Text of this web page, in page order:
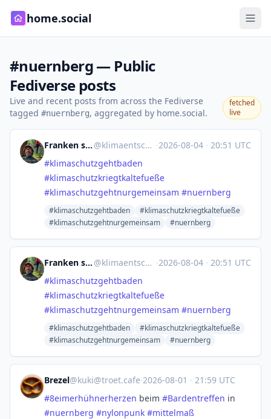
home.social
#nuernberg — Public
Fediverse posts
Live and recent posts from across the Fediverse
tagged #nuernberg, aggregated by home.social.
fetched
live
Franken schnell Tunnel weg @klimaentscheidN@kolektiva.social ·2026-08-04 · 20:51 UTC
#klimaschutzgehtbaden
#klimaschutzkriegtkaltefueße
#klimaschutzgehtnurgemeinsam #nuernberg
#klimaschutzgehtbaden
#klimaschutzkriegtkaltefueße
#klimaschutzgehtnurgemeinsam
#nuernberg
Franken schnell Tunnel weg @klimaentscheidN@kolektiva.social ·2026-08-04 · 20:51 UTC
#klimaschutzgehtbaden
#klimaschutzkriegtkaltefueße
#klimaschutzgehtnurgemeinsam #nuernberg
#klimaschutzgehtbaden
#klimaschutzkriegtkaltefueße
#klimaschutzgehtnurgemeinsam
#nuernberg
Brezel@kuki@troet.cafe·2026-08-01 · 21:59 UTC
#8eimerhühnerherzen beim #Bardentreffen in
#nuernberg #nylonpunk #mittelmaß